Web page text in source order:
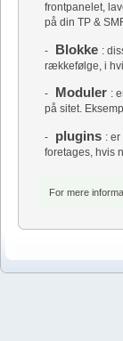
frontpanelet,
på din TP &
- Blokke :
rækkefølge, i
- Moduler :
på sitet.
- plugins :
foretages, hvis
For mere